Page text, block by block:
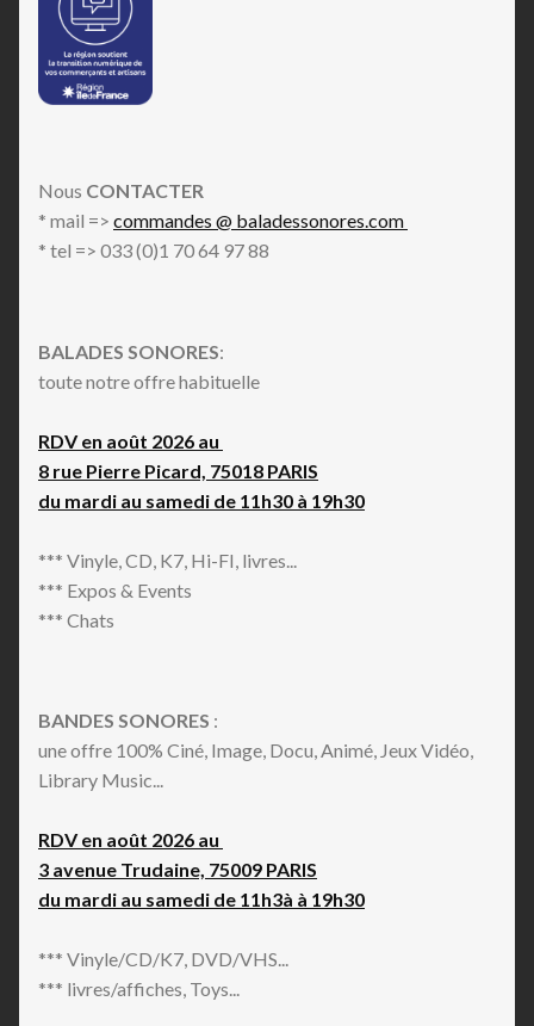
Nous CONTACTER
* mail => commandes @ baladessonores.com
* tel => 033 (0)1 70 64 97 88
BALADES SONORES:
toute notre offre habituelle
RDV en août 2026 au
8 rue Pierre Picard, 75018 PARIS
du mardi au samedi de 11h30 à 19h30
*** Vinyle, CD, K7, Hi-FI, livres...
*** Expos & Events
*** Chats
BANDES SONORES :
une offre 100% Ciné, Image, Docu, Animé, Jeux Vidéo,
Library Music...
RDV en août 2026 au
3 avenue Trudaine, 75009 PARIS
du mardi au samedi de 11h3à à 19h30
*** Vinyle/CD/K7, DVD/VHS...
*** livres/affiches, Toys...